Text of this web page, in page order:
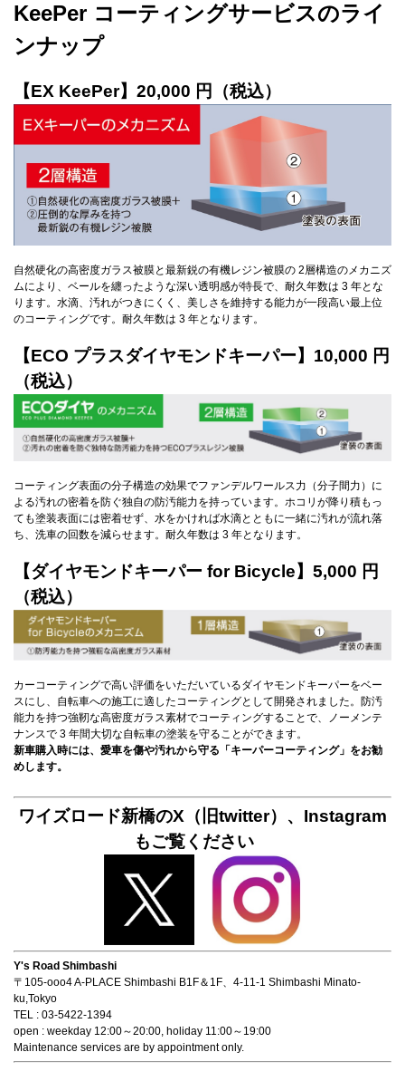
KeePer コーティングサービスのライ
ンナップ
【EX KeePer】20,000 円（税込）
自然硬化の高密度ガラス被膜と最新鋭の有機レジン被膜の 2層構造のメカニズ
ムにより、ベールを纏ったような深い透明感が特長で、耐久年数は 3 年とな
ります。水滴、汚れがつきにくく、美しさを維持する能力が一段高い最上位
のコーティングです。耐久年数は 3 年となります。
【ECO プラスダイヤモンドキーパー】10,000 円
（税込）
コーティング表面の分子構造の効果でファンデルワールス力（分子間力）に
よる汚れの密着を防ぐ独自の防汚能力を持っています。ホコリが降り積もっ
ても塗装表面には密着せず、水をかければ水滴とともに一緒に汚れが流れ落
ち、洗車の回数を減らせます。耐久年数は 3 年となります。
【ダイヤモンドキーパー for Bicycle】5,000 円
（税込）
カーコーティングで高い評価をいただいているダイヤモンドキーパーをベー
スにし、自転車への施工に適したコーティングとして開発されました。防汚
能力を持つ強靭な高密度ガラス素材でコーティングすることで、ノーメンテ
ナンスで 3 年間大切な自転車の塗装を守ることができます。
新車購入時には、愛車を傷や汚れから守る「キーパーコーティング」をお勧
めします。
ワイズロード新橋のX（旧twitter）、Instagram
もご覧ください
Y's Road Shimbashi
〒105-ooo4 A-PLACE Shimbashi B1F＆1F、4-11-1 Shimbashi Minato-
ku,Tokyo
TEL : 03-5422-1394
open : weekday 12:00～20:00, holiday 11:00～19:00
Maintenance services are by appointment only.